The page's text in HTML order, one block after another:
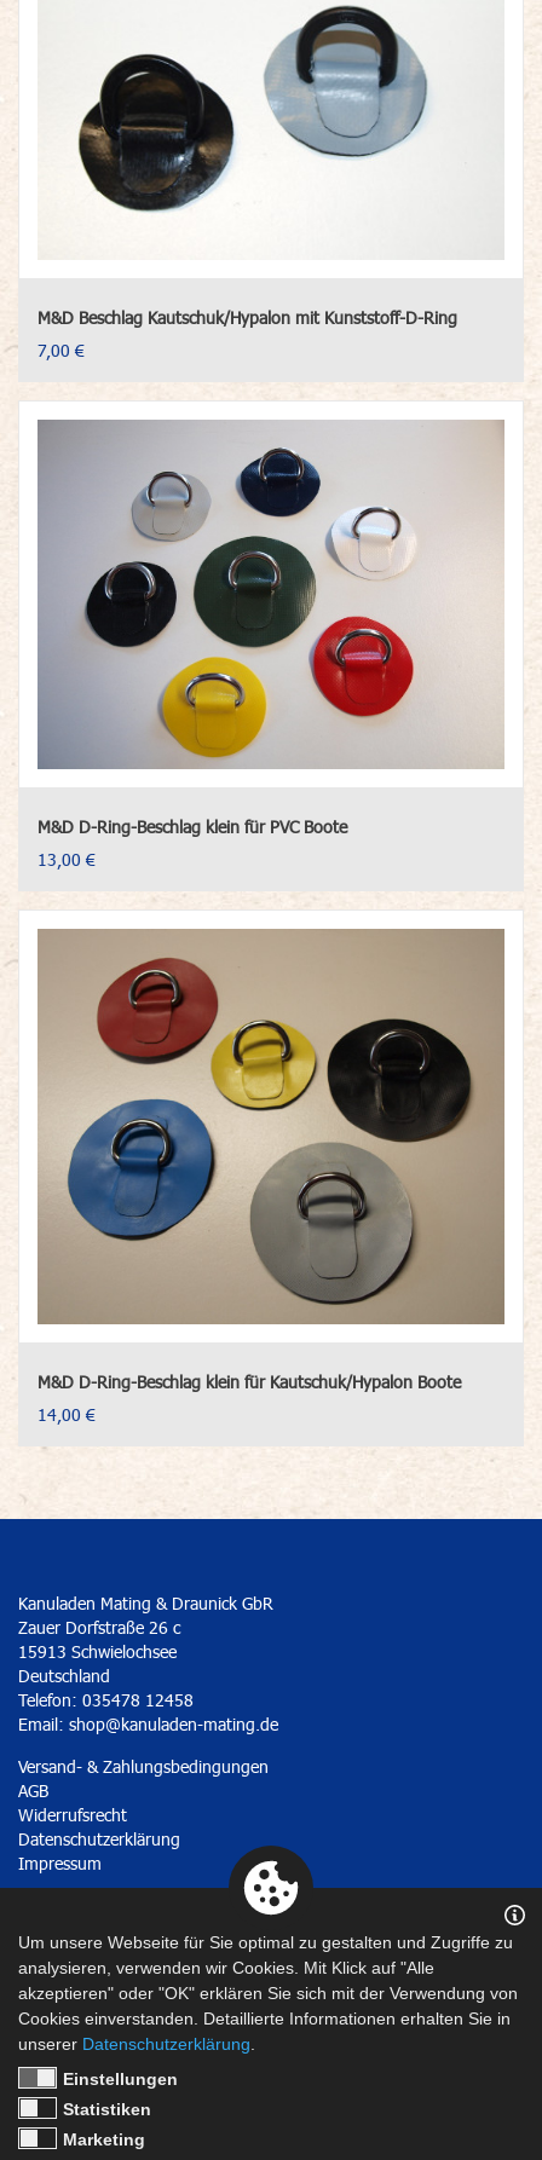
M&D Beschlag Kautschuk/Hypalon mit Kunststoff-D-Ring
7,00 €
M&D D-Ring-Beschlag klein für PVC Boote
13,00 €
M&D D-Ring-Beschlag klein für Kautschuk/Hypalon Boote
14,00 €
Kanuladen Mating & Draunick GbR
Zauer Dorfstraße 26 c
15913 Schwielochsee
Deutschland
Telefon: 035478 12458
Email: shop@kanuladen-mating.de
Versand- & Zahlungsbedingungen
AGB
Widerrufsrecht
Datenschutzerklärung
Impressum
Um unsere Webseite für Sie optimal zu gestalten und Zugriffe zu
analysieren, verwenden wir Cookies. Mit Klick auf "Alle
akzeptieren" oder "OK" erklären Sie sich mit der Verwendung von
Cookies einverstanden. Detaillierte Informationen erhalten Sie in
unserer Datenschutzerklärung
Einstellungen
Statistiken
Marketing